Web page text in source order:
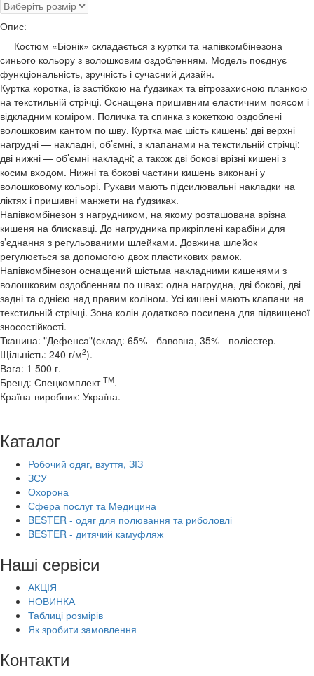
Опис:
Костюм «Біонік» складається з куртки та напівкомбінезона
синього кольору з волошковим оздобленням. Модель поєднує
функціональність, зручність і сучасний дизайн.
Куртка коротка, із застібкою на ґудзиках та вітрозахисною планкою
на текстильній стрічці. Оснащена пришивним еластичним поясом і
відкладним коміром. Поличка та спинка з кокеткою оздоблені
волошковим кантом по шву. Куртка має шість кишень: дві верхні
нагрудні — накладні, об’ємні, з клапанами на текстильній стрічці;
дві нижні — об’ємні накладні; а також дві бокові врізні кишені з
косим входом. Нижні та бокові частини кишень виконані у
волошковому кольорі. Рукави мають підсилювальні накладки на
ліктях і пришивні манжети на ґудзиках.
Напівкомбінезон з нагрудником, на якому розташована врізна
кишеня на блискавці. До нагрудника прикріплені карабіни для
з’єднання з регульованими шлейками. Довжина шлейок
регулюється за допомогою двох пластикових рамок.
Напівкомбінезон оснащений шістьма накладними кишенями з
волошковим оздобленням по швах: одна нагрудна, дві бокові, дві
задні та однією над правим коліном. Усі кишені мають клапани на
текстильній стрічці. Зона колін додатково посилена для підвищеної
зносостійкості.
Тканина: "Дефенса"(склад: 65% - бавовна, 35% - поліестер.
Щільність: 240 г/м2).
Вага: 1 500 г.
Бренд: Спецкомплект ТМ.
Країна-виробник: Україна.
Каталог
Робочий одяг, взуття, ЗІЗ
ЗСУ
Охорона
Сфера послуг та Медицина
BESTER - одяг для полювання та риболовлі
BESTER - дитячий камуфляж
Наші сервіси
АКЦІЯ
НОВИНКА
Таблиці розмірів
Як зробити замовлення
Контакти